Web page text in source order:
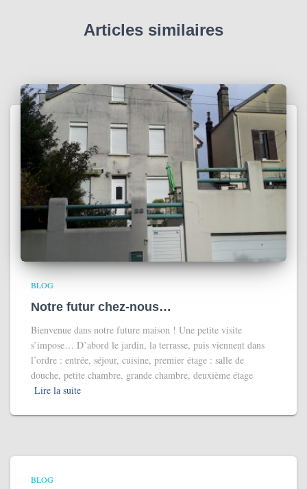
Articles similaires
BLOG
Notre futur chez-nous…
Bienvenue dans notre future maison ! Une petite visite
s’impose… D’abord le jardin, la terrasse, puis viennent dans
l’ordre : entrée, séjour, cuisine, premier étage : salle de
douche, petite chambre, grande chambre, deuxième étage
Lire la suite
BLOG